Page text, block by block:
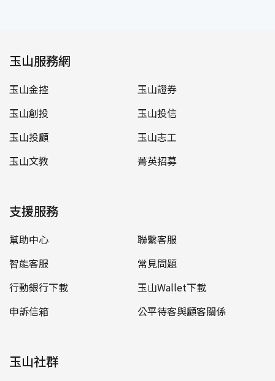
玉山服務網
玉山金控
玉山證券
玉山創投
玉山投信
玉山投顧
玉山志工
玉山文教
菁英招募
支援服務
幫助中心
聯繫客服
智能客服
常見問題
行動銀行下載
玉山Wallet下載
申訴信箱
公平待客與顧客關係
玉山社群